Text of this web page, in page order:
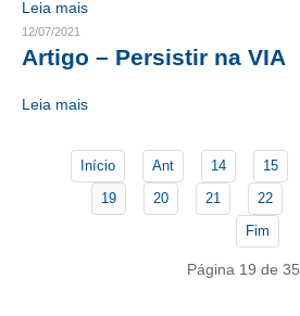
NEWSLETTER
ENGENHEIRO EMPREENDEDOR
Leia mais
12/07/2021
Artigo – Persistir na VIA
Leia mais
Início Ant 14 15
19
20 21 22
Fim
Página 19 de 35